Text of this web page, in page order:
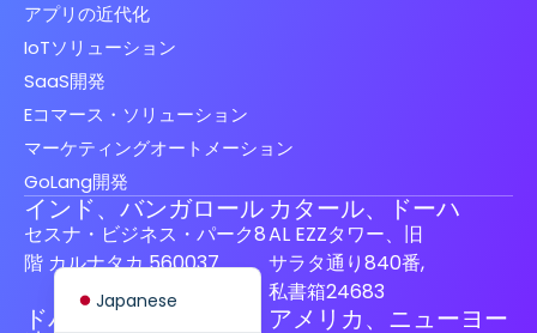
アプリの近代化
IoTソリューション
SaaS開発
Eコマース・ソリューション
マーケティングオートメーション
GoLang開発
インド、バンガロール
セスナ・ビジネス・パーク8
階 カルナタカ 560037
カタール、ドーハ
AL EZZタワー、旧
サラタ通り840番,
私書箱24683
ドバイ、アラブ首長国 アメリカ、ニューヨー
Japanese
English
Spanish (Mexico)
Italian
French
German
Dutch
Swedish